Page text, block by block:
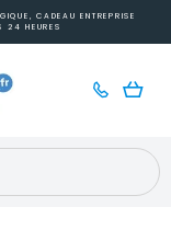
CADEAU ENTREPRISE
24 HEURES